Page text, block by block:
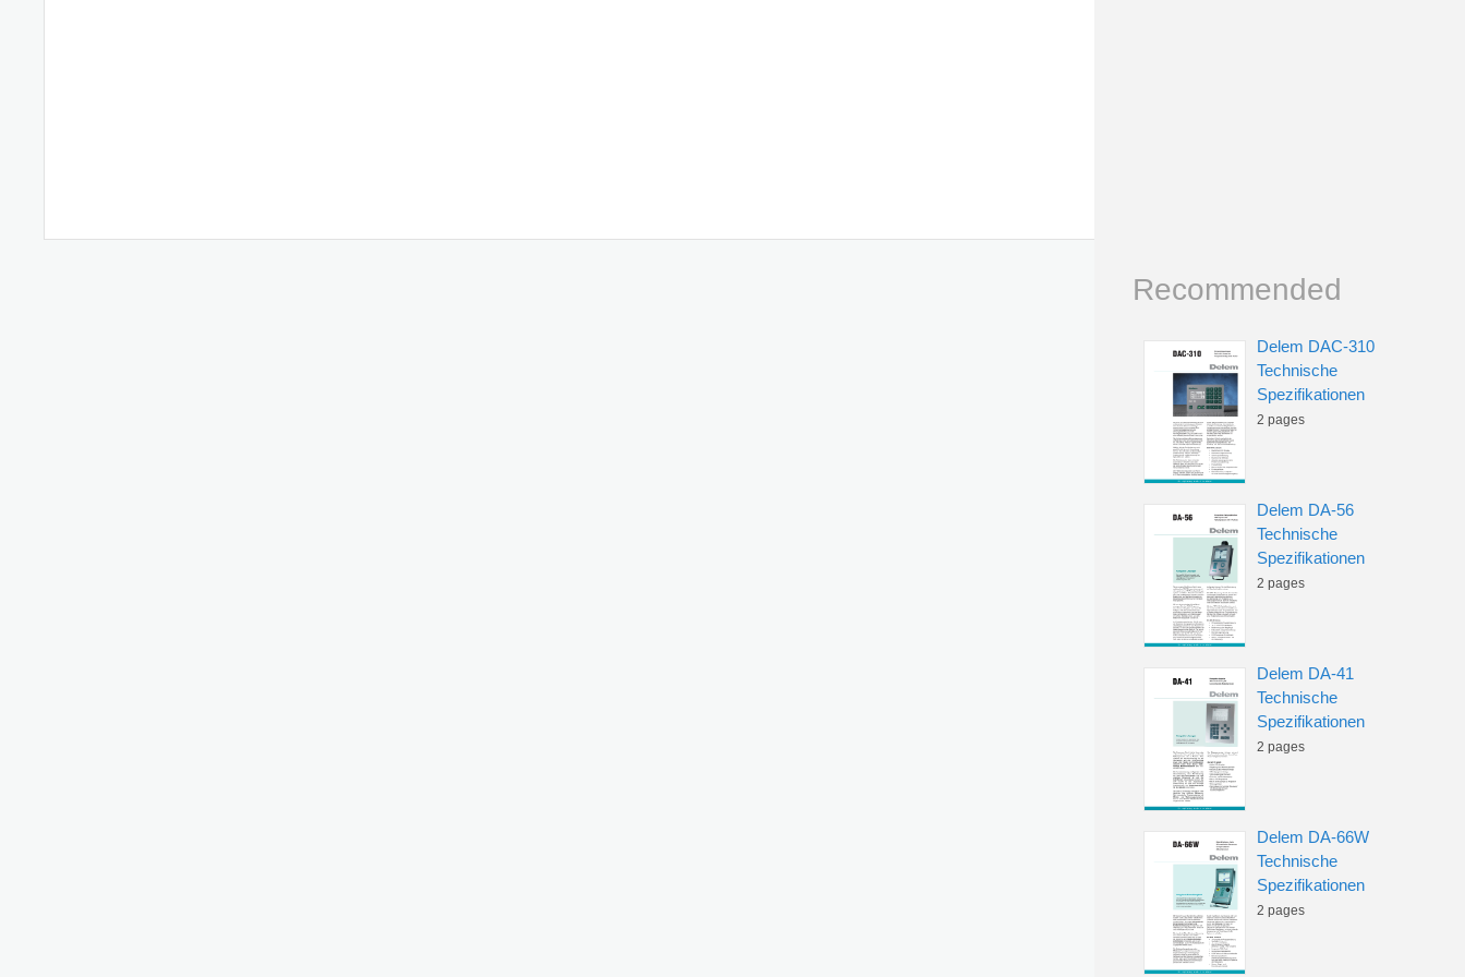
Recommended
Delem DAC-310
Technische
Spezifikationen
2 pages
Delem DA-56
Technische
Spezifikationen
2 pages
Delem DA-41
Technische
Spezifikationen
2 pages
Delem DA-66W
Technische
Spezifikationen
2 pages